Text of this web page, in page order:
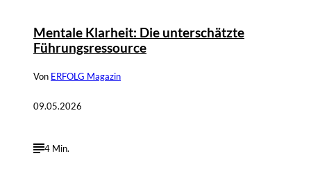
Mentale Klarheit: Die unterschätzte
Führungsressource
Von ERFOLG Magazin
09.05.2026
4 Min.